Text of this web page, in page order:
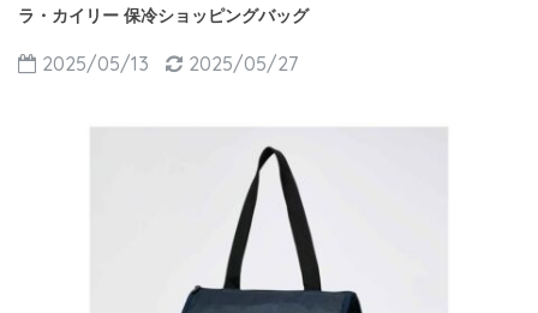
ラ・カイリー 保冷ショッピングバッグ
2025/05/13 2025/05/27